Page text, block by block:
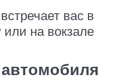
вас в
или на вокзале